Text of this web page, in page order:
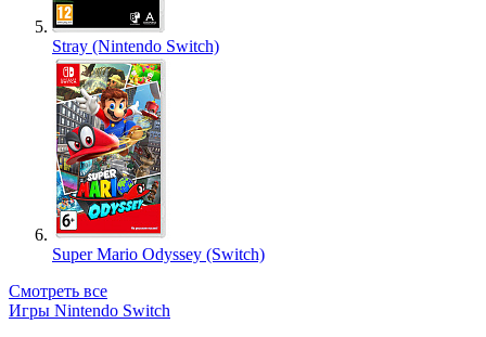
Stray (Nintendo Switch)
Super Mario Odyssey (Switch)
Смотреть все
Игры Nintendo Switch